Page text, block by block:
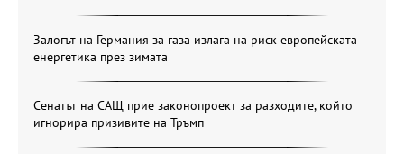
Залогът на Германия за газа излага на риск европейската
енергетика през зимата
Сенатът на САЩ прие законопроект за разходите, който
игнорира призивите на Тръмп